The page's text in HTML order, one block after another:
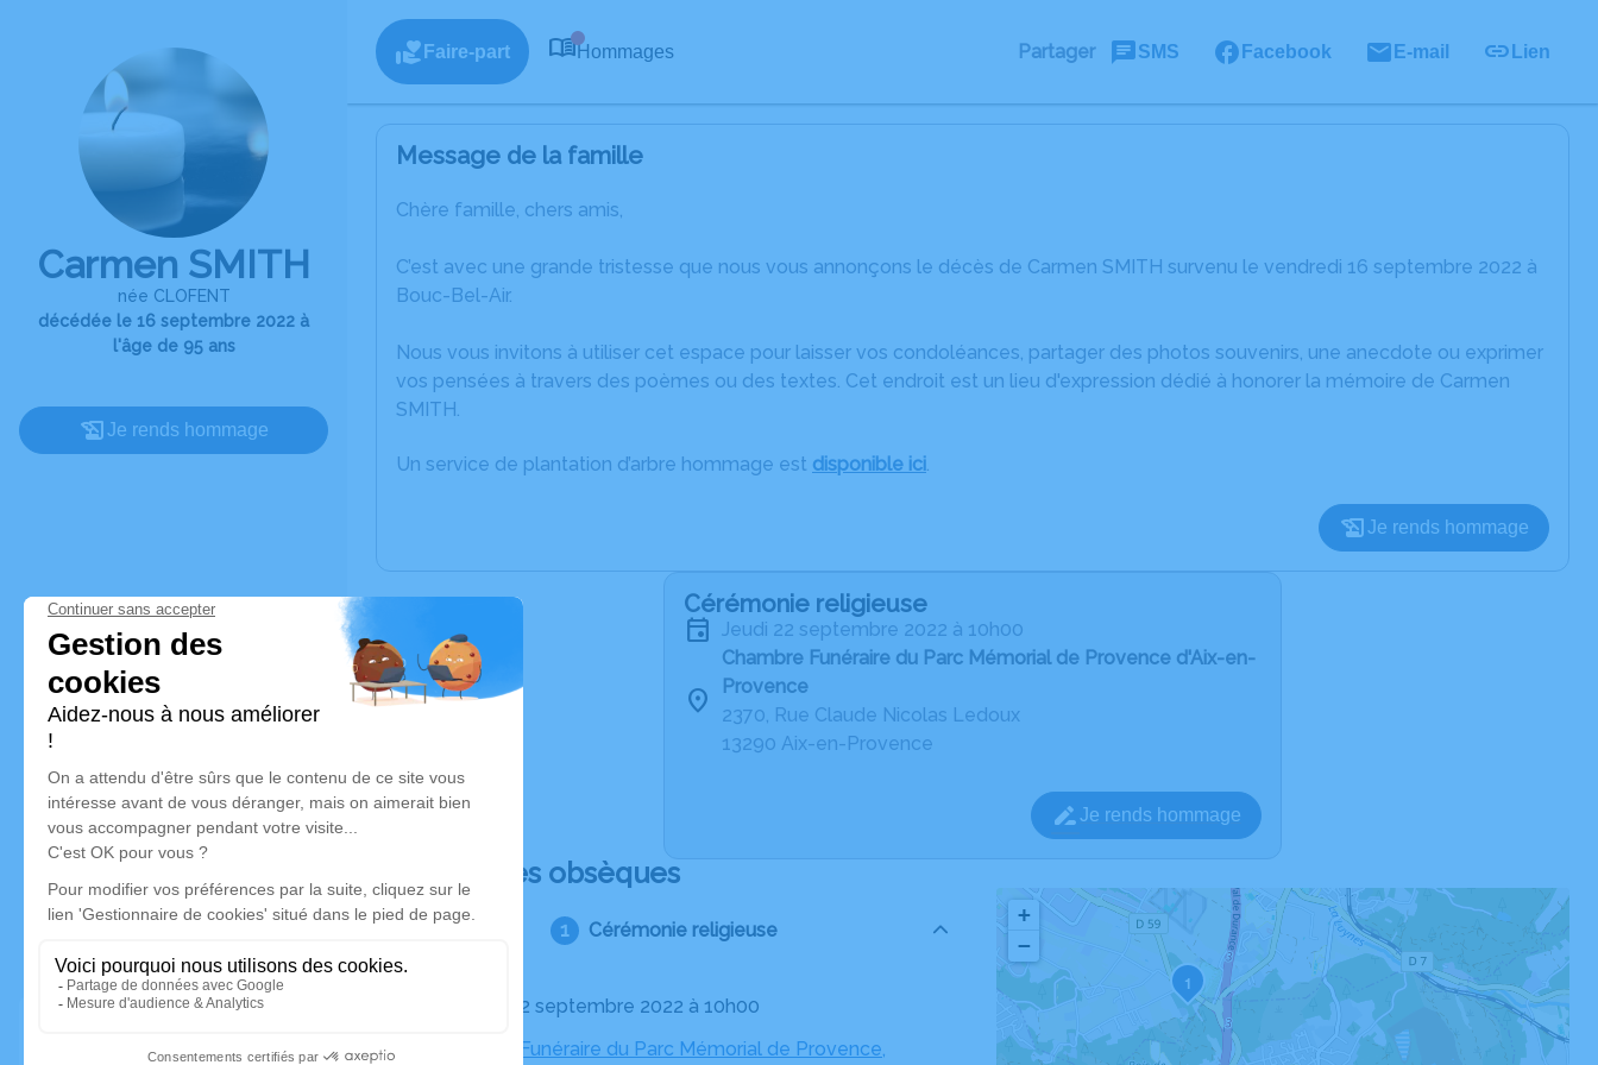
Carmen SMITH
née CLOFENT
décédée le 16 septembre 2022 à
l'âge de 95 ans
Je rends hommage
Faire-part Hommages Partager SMS Facebook E-mail Lien
Message de la famille
Chère famille, chers amis,
C’est avec une grande tristesse que nous vous annonçons le décès de Carmen SMITH survenu le vendredi 16 septembre 2022 à
Bouc-Bel-Air.
Nous vous invitons à utiliser cet espace pour laisser vos condoléances, partager des photos souvenirs, une anecdote ou exprimer
vos pensées à travers des poèmes ou des textes. Cet endroit est un lieu d'expression dédié à honorer la mémoire de Carmen
SMITH.
Un service de plantation d’arbre hommage est disponible ici.
Je rends hommage
Cérémonie religieuse
jeudi 22 septembre 2022 à 10h00
Chambre Funéraire du Parc Mémorial de Provence d'Aix-en-
Provence
2370, Rue Claude Nicolas Ledoux
13290 Aix-en-Provence
Je rends hommage
Déroulé des obsèques
Cérémonie religieuse
Le jeudi 22 septembre 2022 à 10h00
Chambre Funéraire du Parc Mémorial de Provence,
1
+
−